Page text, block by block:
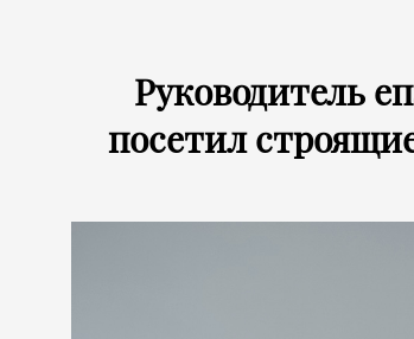
Руководитель
посетил